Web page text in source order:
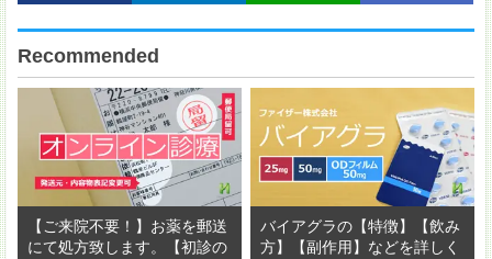
皿に 3 を盛り付け、 1
のソースをかける。パセリ
をちらす。
Recommended
【ご来院不要！】お薬を郵送
にて処方致します。【初診の
バイアグラの【特徴】【飲み
方】【副作用】などを詳しく